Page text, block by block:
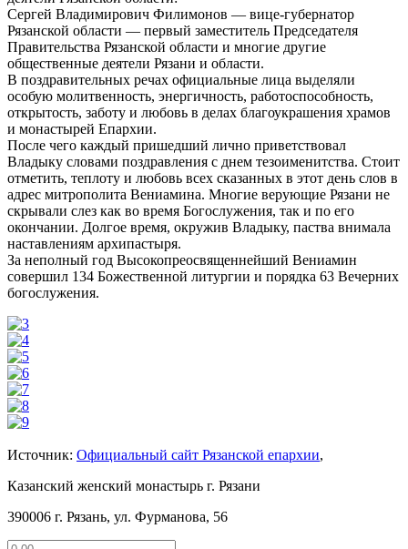
Сергей Владимирович Филимонов — вице-губернатор
Рязанской области — первый заместитель Председателя
Правительства Рязанской области и многие другие
общественные деятели Рязани и области.
В поздравительных речах официальные лица выделяли
особую молитвенность, энергичность, работоспособность,
открытость, заботу и любовь в делах благоукрашения храмов
и монастырей Епархии.
После чего каждый пришедший лично приветствовал
Владыку словами поздравления с днем тезоименитства. Стоит
отметить, теплоту и любовь всех сказанных в этот день слов в
адрес митрополита Вениамина. Многие верующие Рязани не
скрывали слез как во время Богослужения, так и по его
окончании. Долгое время, окружив Владыку, паства внимала
наставлениям архипастыря.
За неполный год Высокопреосвященнейший Вениамин
совершил 134 Божественной литургии и порядка 63 Вечерних
богослужения.
Источник: Официальный сайт Рязанской епархии,
Казанский женский монастырь г. Рязани
390006 г. Рязань, ул. Фурманова, 56